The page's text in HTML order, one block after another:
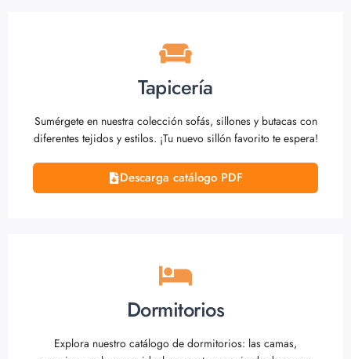
Tapicería
Sumérgete en nuestra colección sofás, sillones y butacas con
diferentes tejidos y estilos. ¡Tu nuevo sillón favorito te espera!
Descarga catálogo PDF
Dormitorios
Explora nuestro catálogo de dormitorios: las camas,